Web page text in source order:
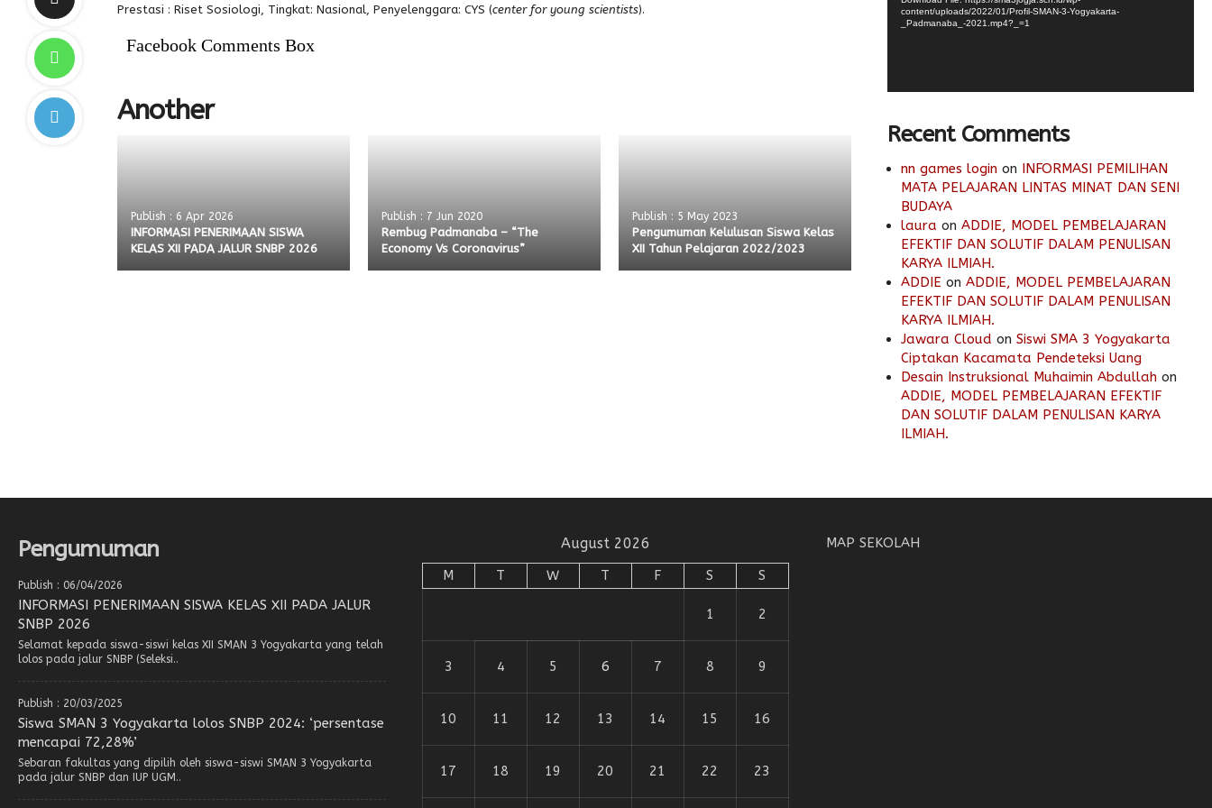
Prestasi : Riset Sosiologi, Tingkat: Nasional, Penyelenggara: CYS (center for young scientists).
Facebook Comments Box
Another
Publish : 6 Apr 2026
INFORMASI PENERIMAAN SISWA
KELAS XII PADA JALUR SNBP 2026
Publish : 7 Jun 2020
Rembug Padmanaba – “The
Economy Vs Coronavirus”
Publish : 5 May 2023
Pengumuman Kelulusan Siswa Kelas
XII Tahun Pelajaran 2022/2023
content/uploads/2022/01/Profil-SMAN-3-Yogyakarta-
_Padmanaba_-2021.mp4?_=1
Recent Comments
nn games login on INFORMASI PEMILIHAN
MATA PELAJARAN LINTAS MINAT DAN SENI
BUDAYA
laura on ADDIE, MODEL PEMBELAJARAN
EFEKTIF DAN SOLUTIF DALAM PENULISAN
KARYA ILMIAH.
ADDIE on ADDIE, MODEL PEMBELAJARAN
EFEKTIF DAN SOLUTIF DALAM PENULISAN
KARYA ILMIAH.
Jawara Cloud on Siswi SMA 3 Yogyakarta
Ciptakan Kacamata Pendeteksi Uang
Desain Instruksional Muhaimin Abdullah on
ADDIE, MODEL PEMBELAJARAN EFEKTIF
DAN SOLUTIF DALAM PENULISAN KARYA
ILMIAH.
Pengumuman
Publish : 06/04/2026
INFORMASI PENERIMAAN SISWA KELAS XII PADA JALUR
SNBP 2026
Selamat kepada siswa-siswi kelas XII SMAN 3 Yogyakarta yang telah
lolos pada jalur SNBP (Seleksi..
Publish : 20/03/2025
Siswa SMAN 3 Yogyakarta lolos SNBP 2024: ‘persentase
mencapai 72,28%’
Sebaran fakultas yang dipilih oleh siswa-siswi SMAN 3 Yogyakarta
pada jalur SNBP dan IUP UGM..
August 2026
M T W T F S S
1 2
3 4 5 6 7 8 9
10 11 12 13 14 15 16
17 18 19 20 21 22 23
MAP SEKOLAH